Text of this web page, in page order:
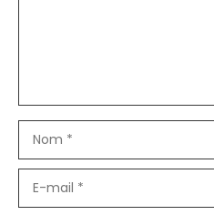
mail